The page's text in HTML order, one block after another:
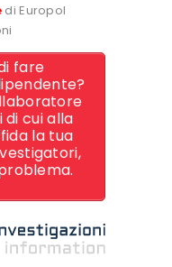
di Europol
fare
di cui alla
la tua